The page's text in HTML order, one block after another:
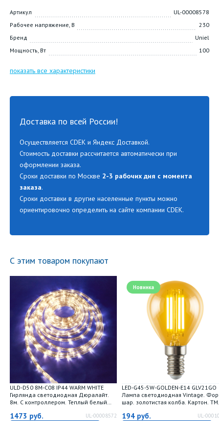
Артикул
UL-00008578
Рабочее напряжение, В
230
Бренд
Uniel
Мощность, Вт
100
показать все характеристики
Доставка по всей России!
Осуществляется CDEK и Яндекс Доставкой.
Стоимость доставки рассчитается автоматически при
оформлении заказа.
Сроки доставки по Москве 2-3 рабочих дня с момента
заказа.
Сроки доставки в другие населенные пункты можно
ориентировочно определить на сайте компании CDEK.
С этим товаром покупают
ULD-D50 8M-С08 IP44 WARM WHITE
Гирлянда светодиодная Дюралайт.
8м. С контроллером. Теплый белый
1473 руб. UL-00008572
Новинка
LED-G45-5W-GOLDEN-E14 GLV21GO
Лампа светодиодная Vintage.
шар. золотистая колба. Картон. ТМ
194 руб. UL-